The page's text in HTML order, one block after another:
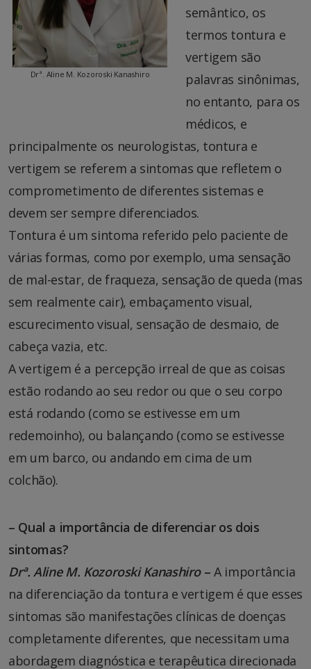
Drª. Aline M. Kozoroski Kanashiro
semântico, os
termos tontura e
vertigem são
palavras sinônimas,
no entanto, para os
médicos, e
principalmente os neurologistas, tontura e
vertigem se referem a sintomas que refletem o
comprometimento de diferentes sistemas e
devem ser sempre diferenciados.
Tontura é um sintoma referido pelo paciente de
várias formas, como por exemplo, uma sensação
de mal-estar, de fraqueza, sensação de queda (mas
sem realmente cair), embaçamento visual,
escurecimento visual, sensação de desmaio, de
cabeça vazia, etc.
A vertigem é a percepção irreal de que as coisas
estão rodando ao seu redor ou que o seu corpo
está rodando (como se estivesse em um
redemoinho), ou balançando (como se estivesse
em um barco, ou andando em cima de um
colchão).
– Qual a importância de diferenciar os dois
sintomas?
Drª. Aline M. Kozoroski Kanashiro– A importância
na diferenciação da tontura e vertigem é que esses
sintomas são manifestações clínicas de doenças
completamente diferentes, que necessitam uma
abordagem diagnóstica e terapêutica direcionada